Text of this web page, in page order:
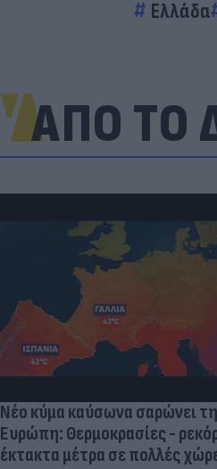
Ελλάδα
ΑΠΟ ΤΟ
Νέο κύμα καύσωνα σαρώνει
Ευρώπη: Θερμοκρασίες -
έκτακτα μέτρα σε πολλές